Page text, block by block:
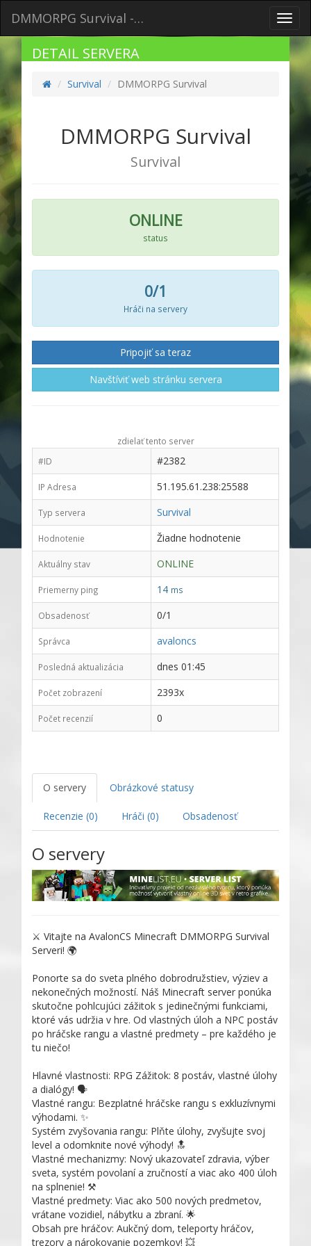
DMMORPG Survival -…
DETAIL SERVERA
Survival DMMORPG Survival
DMMORPG Survival
Survival
ONLINE
status
0/1
Hráči na servery
Pripojiť sa teraz
Navštíviť web stránku servera
zdielať tento server
#ID
#2382
IP Adresa 51.195.61.238:25588
Typ servera Survival
Hodnotenie Žiadne hodnotenie
Aktuálny stav ONLINE
Priemerny ping 14 ms
Obsadenosť 0/1
Správca avaloncs
Posledná aktualizácia dnes 01:45
Počet zobrazení 2393x
Počet recenzií 0
O servery Obrázkové statusy
Recenzie (0) Hráči (0) Obsadenosť
O servery
⚔️ Vitajte na AvalonCS Minecraft DMMORPG Survival
Serveri! 🌍
Ponorte sa do sveta plného dobrodružstiev, výziev a
nekonečných možností. Náš Minecraft server ponúka
skutočne pohlcujúci zážitok s jedinečnými funkciami,
ktoré vás udržia v hre. Od vlastných úloh a NPC postáv
po hráčske rangu a vlastné predmety – pre každého je
tu niečo!
Hlavné vlastnosti: RPG Zážitok: 8 postáv, vlastné úlohy
a dialógy! 🗣️
Vlastné rangu: Bezplatné hráčske rangu s exkluzívnymi
výhodami. ✨
Systém zvyšovania rangu: Plňte úlohy, zvyšujte svoj
level a odomknite nové výhody! 🔝
Vlastné mechanizmy: Nový ukazovateľ zdravia, výber
sveta, systém povolaní a zručností a viac ako 400 úloh
na splnenie! ⚒️
Vlastné predmety: Viac ako 500 nových predmetov,
vrátane vozidiel, nábytku a zbraní. 🌟
Obsah pre hráčov: Aukčný dom, teleporty hráčov,
trezory a nárokovanie pozemkov! 💥